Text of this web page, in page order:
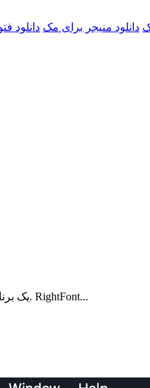
دانلود منیجر برای مک دانلود
RightFont چیست؟ RightFont یک برنامه حرفه‌ای مدیریت فونت برای مک است. RightFont...